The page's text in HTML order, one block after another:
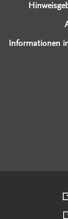
Informationen